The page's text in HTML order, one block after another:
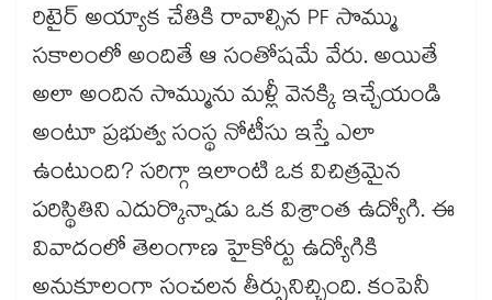
రిటైర్ అయ్యాక చేతికి రావాల్సిన PF సొమ్ము
సకాలంలో అందితే ఆ సంతోషమే వేరు. అయితే
అలా అందిన సొమ్మును మళ్లీ వెనక్కి ఇచ్చేయండి
అంటూ ప్రభుత్వ సంస్థ నోటీసు ఇస్తే ఎలా
ఉంటుంది? సరిగ్గా ఇలాంటి ఒక విచిత్రమైన
పరిస్థితిని ఎదుర్కొన్నాడు ఒక విశ్రాంత ఉద్యోగి. ఈ
వివాదంలో తెలంగాణ హైకోర్టు ఉద్యోగికి
అనుకూలంగా సంచలన తీర్పునిచ్చింది. కంపెనీ